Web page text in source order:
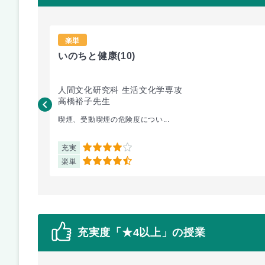
楽単
いのちと健康(10)
人間文化研究科 生活文化学専攻
高橋裕子先生
喫煙、受動喫煙の危険度につい...
充実 4
楽単 4.5
充実度「★4以上」の授業